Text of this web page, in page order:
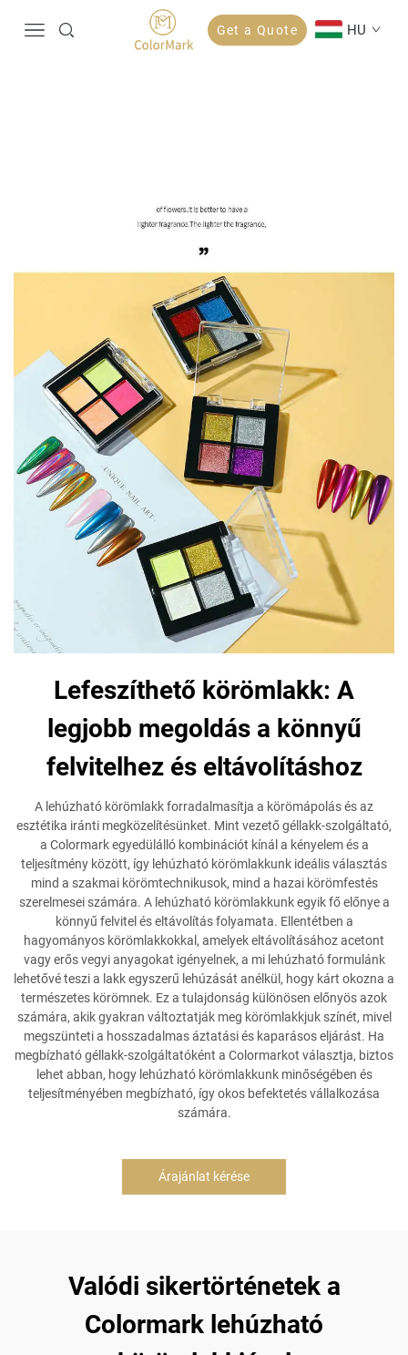
Get a Quote HU
Lefeszíthető körömlakk: A
legjobb megoldás a könnyű
felvitelhez és eltávolításhoz
A lehúzható körömlakk forradalmasítja a körömápolás és az
esztétika iránti megközelítésünket. Mint vezető géllakk-szolgáltató,
a Colormark egyedülálló kombinációt kínál a kényelem és a
teljesítmény között, így lehúzható körömlakkunk ideális választás
mind a szakmai körömtechnikusok, mind a hazai körömfestés
szerelmesei számára. A lehúzható körömlakkunk egyik fő előnye a
könnyű felvitel és eltávolítás folyamata. Ellentétben a
hagyományos körömlakkokkal, amelyek eltávolításához acetont
vagy erős vegyi anyagokat igényelnek, a mi lehúzható formulánk
lehetővé teszi a lakk egyszerű lehúzását anélkül, hogy kárt okozna a
természetes körömnek. Ez a tulajdonság különösen előnyös azok
számára, akik gyakran változtatják meg körömlakkjuk színét, mivel
megszünteti a hosszadalmas áztatási és kaparásos eljárást. Ha
megbízható géllakk-szolgáltatóként a Colormarkot választja, biztos
lehet abban, hogy lehúzható körömlakkunk minőségében és
teljesítményében megbízható, így okos befektetés vállalkozása
számára.
Árajánlat kérése
Valódi sikertörténetek a
Colormark lehúzható